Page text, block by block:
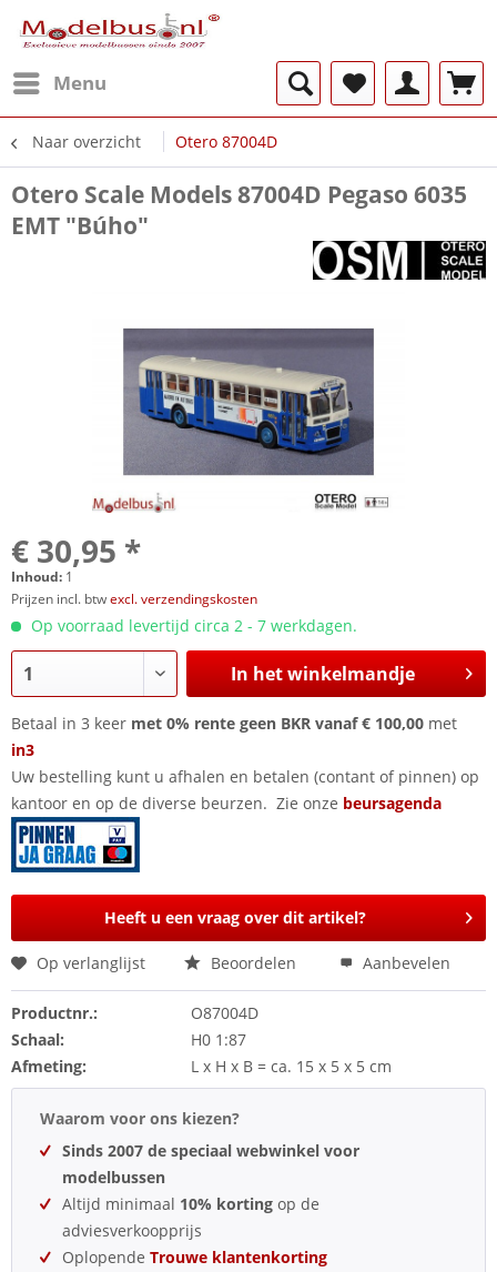
Menu
Naar overzicht Otero 87004D
Otero Scale Models 87004D Pegaso 6035
EMT "Búho"
€ 30,95 *
Inhoud: 1
Prijzen incl. btwexcl. verzendingskosten
Op voorraad levertijd circa 2 - 7 werkdagen.
In het winkelmandje
Betaal in 3 keer met 0% rente geen BKR vanaf € 100,00 met
in3
Uw bestelling kunt u afhalen en betalen (contant of pinnen) op
kantoor en op de diverse beurzen. Zie onze beursagenda
Heeft u een vraag over dit artikel?
Op verlanglijst Beoordelen Aanbevelen
Productnr.:
O87004D
Schaal:
H0 1:87
Afmeting:
L x H x B = ca. 15 x 5 x 5 cm
Waarom voor ons kiezen?
Sinds 2007 de speciaal webwinkel voor
modelbussen
Altijd minimaal 10% korting op de
adviesverkoopprijs
Oplopende Trouwe klantenkorting